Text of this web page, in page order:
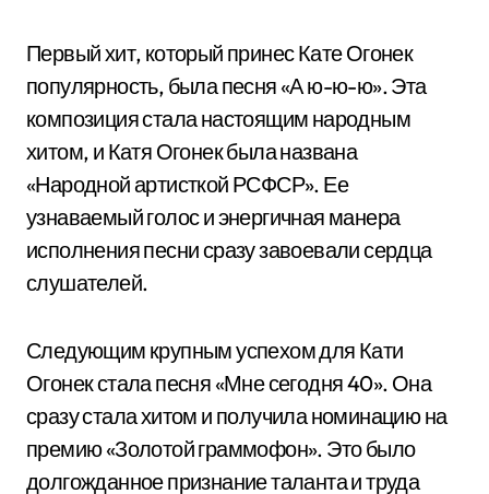
Первый хит, который принес Кате Огонек
популярность, была песня «А ю-ю-ю». Эта
композиция стала настоящим народным
хитом, и Катя Огонек была названа
«Народной артисткой РСФСР». Ее
узнаваемый голос и энергичная манера
исполнения песни сразу завоевали сердца
слушателей.
Следующим крупным успехом для Кати
Огонек стала песня «Мне сегодня 40». Она
сразу стала хитом и получила номинацию на
премию «Золотой граммофон». Это было
долгожданное признание таланта и труда